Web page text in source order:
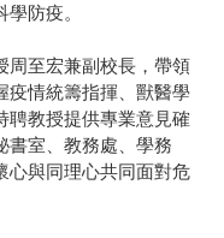
防疫。
周至宏兼副校長，帶領
疫情統籌指揮、獸醫學
聘教授提供專業意見確
書室、教務處、學務
心與同理心共同面對危